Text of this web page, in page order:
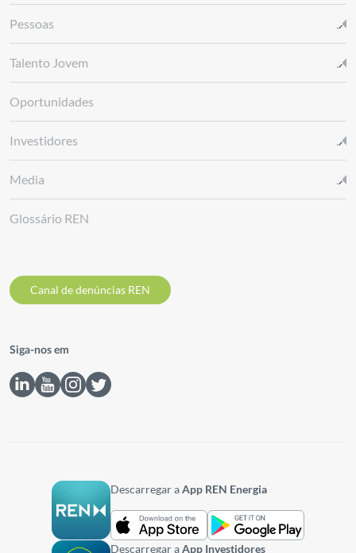
Pessoas
Talento Jovem
Oportunidades
Investidores
Media
Glossário REN
Canal de denúncias REN
Siga-nos em
Descarregar aApp REN Energia
Descarregar aApp Investidores